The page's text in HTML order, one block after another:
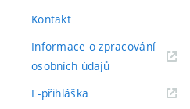
Kontakt
Informace o zpracování
osobních údajů(externí
E-přihláška